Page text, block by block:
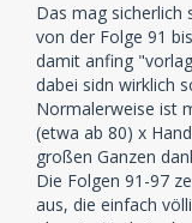
Das mag sicherlich
von der Folge 91
damit anfing
dabei sidn wirklich
Normalerweise ist
(etwa ab 80) x
großen Ganzen
Die Folgen 91-97
aus, die einfach